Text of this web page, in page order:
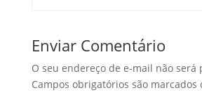
Enviar Comentário
O seu endereço de e-mail não será
Campos obrigatórios são marcados